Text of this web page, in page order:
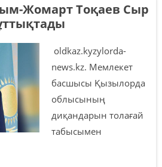
Жомарт Тоқаев Сыр
oldkaz.kyzylorda-
news.kz. Мемлекет
басшысы Қызылорда
облысының
диқандарын толағай
табысымен